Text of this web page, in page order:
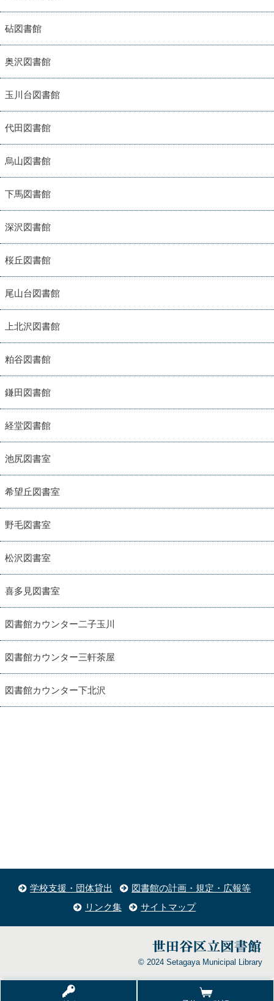
砧図書館
奥沢図書館
玉川台図書館
代田図書館
烏山図書館
下馬図書館
深沢図書館
桜丘図書館
尾山台図書館
上北沢図書館
粕谷図書館
鎌田図書館
経堂図書館
池尻図書室
希望丘図書室
野毛図書室
松沢図書室
喜多見図書室
図書館カウンター二子玉川
図書館カウンター三軒茶屋
図書館カウンター下北沢
学校支援・団体貸出
図書館の計画・規定・広報等
リンク集
サイトマップ
© 2024 Setagaya Municipal Library